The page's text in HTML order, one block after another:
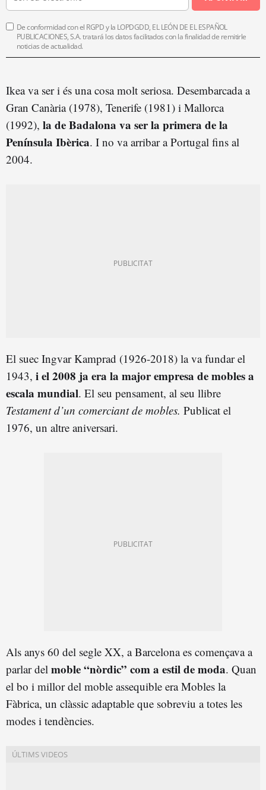
De conformidad con el RGPD y la LOPDGDD, EL LEÓN DE EL ESPAÑOL
PUBLICACIONES, S.A. tratará los datos facilitados con la finalidad de remitirle
noticias de actualidad.
Ikea va ser i és una cosa molt seriosa. Desembarcada a
Gran Canària (1978), Tenerife (1981) i Mallorca
(1992), la de Badalona va ser la primera de la
Península Ibèrica. I no va arribar a Portugal fins al
2004.
El suec Ingvar Kamprad (1926-2018) la va fundar el
1943, i el 2008 ja era la major empresa de mobles a
escala mundial. El seu pensament, al seu llibre
Testament d’un comerciant de mobles. Publicat el
1976, un altre aniversari.
Als anys 60 del segle XX, a Barcelona es començava a
parlar del moble “nòrdic” com a estil de moda. Quan
el bo i millor del moble assequible era Mobles la
Fàbrica, un clàssic adaptable que sobreviu a totes les
modes i tendències.